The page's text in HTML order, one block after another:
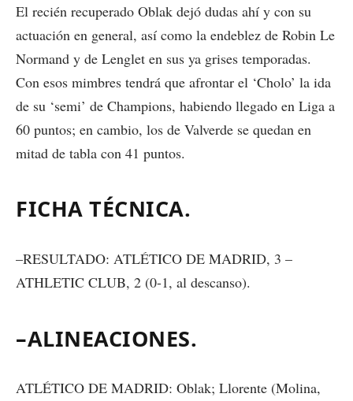
El recién recuperado Oblak dejó dudas ahí y con su
actuación en general, así como la endeblez de Robin Le
Normand y de Lenglet en sus ya grises temporadas.
Con esos mimbres tendrá que afrontar el ‘Cholo’ la ida
de su ‘semi’ de Champions, habiendo llegado en Liga a
60 puntos; en cambio, los de Valverde se quedan en
mitad de tabla con 41 puntos.
FICHA TÉCNICA.
–RESULTADO: ATLÉTICO DE MADRID, 3 –
ATHLETIC CLUB, 2 (0-1, al descanso).
–ALINEACIONES.
ATLÉTICO DE MADRID: Oblak; Llorente (Molina,